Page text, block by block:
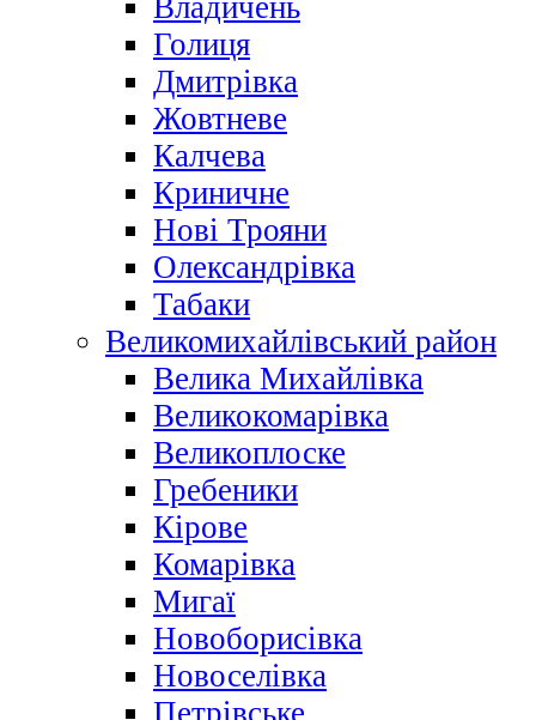
Владичень
Голиця
Дмитрівка
Жовтневе
Калчева
Криничне
Нові Трояни
Олександрівка
Табаки
Великомихайлівський район
Велика Михайлівка
Великокомарівка
Великоплоске
Гребеники
Кірове
Комарівка
Мигаї
Новоборисівка
Новоселівка